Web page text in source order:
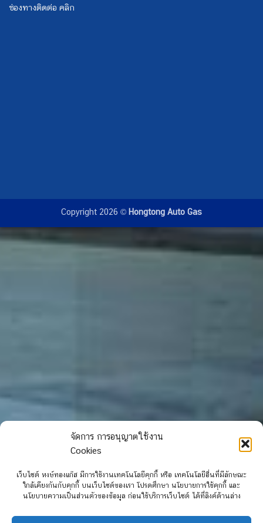
จัดการ การอนุญาตใช้งาน
Cookies
เว็บไซต์ หงษ์ทองแก๊ส มีการใช้งานเทคโนโลยีคุกกี้ หรือ เทคโนโลยีอื่นที่มีลักษณะ
ใกล้เคียงกันกับคุกกี้ บนเว็บไซต์ของเรา โปรดศึกษา นโยบายการใช้คุกกี้ และ
นโยบายความเป็นส่วนตัวของข้อมูล ก่อนใช้บริการเว็บไซต์ ได้ที่ลิงค์ด้านล่าง
ช่องทางติดต่อ คลิก
Copyright 2026 © Hongtong Auto Gas